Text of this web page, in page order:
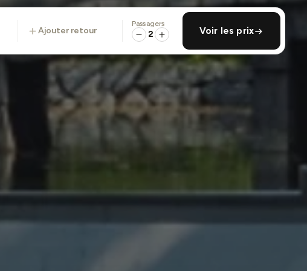
ajouter retour
Passagers
2 Voir les prix